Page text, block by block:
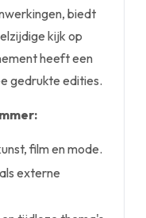
biedt
kijk op
heeft een
gedrukte edities.
film en mode.
externe